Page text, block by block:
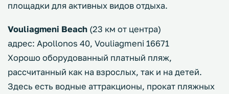
площадки для активных видов отдыха.
Vouliagmeni Beach (23 км от центра)
адрес: Apollonos 40, Vouliagmeni 16671
Хорошо оборудованный платный пляж,
рассчитанный как на взрослых, так и на детей.
Здесь есть водные аттракционы, прокат пляжных